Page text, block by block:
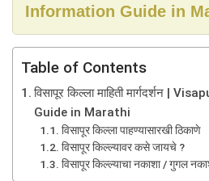
Information Guide in
Table of Contents
विसापूर किल्ला माहिती मार्गदर्शन |
Guide in Marathi
विसापूर किल्ला पाहण्यासारखी ठिकाणे
विसापूर किल्ल्यावर कसे जायचे ?
विसापूर किल्ल्याचा नकाशा / गुगल